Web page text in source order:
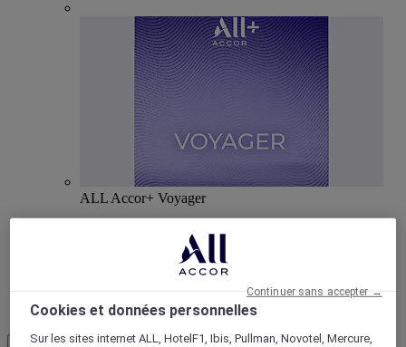
ALL Accor+ Voyager
Plus
Cookies et données personnelles
Sur les sites internet ALL, HotelF1, Ibis, Pullman, Novotel, Mercure,
Continuer sans accepter →